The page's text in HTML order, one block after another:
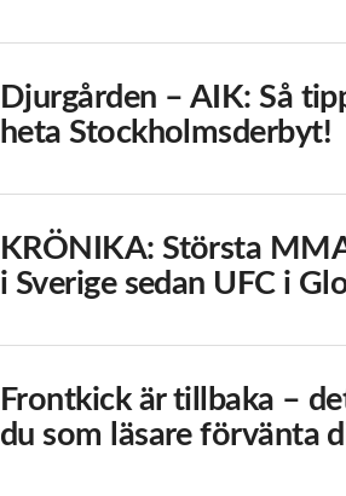
Djurgården – AIK: Så
heta Stockholmsderbyt!
KRÖNIKA: Största
i Sverige sedan UFC i
Frontkick är tillbaka –
du som läsare förvänta